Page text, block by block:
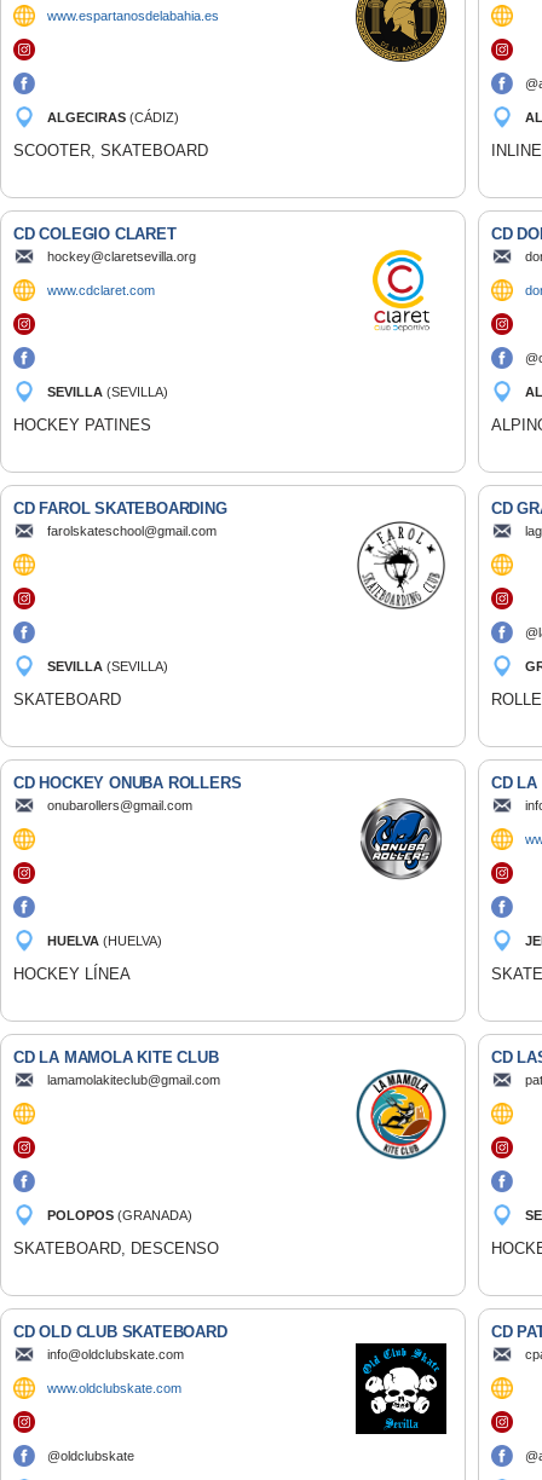
www.espartanosdelabahia.es
ALGECIRAS (CÁDIZ)
SCOOTER, SKATEBOARD
CD COLEGIO CLARET
hockey@claretsevilla.org
www.cdclaret.com
SEVILLA (SEVILLA)
HOCKEY PATINES
CD
CD FAROL SKATEBOARDING
farolskateschool@gmail.com
SEVILLA (SEVILLA)
SKATEBOARD
CD
CD HOCKEY ONUBA ROLLERS
onubarollers@gmail.com
HUELVA (HUELVA)
HOCKEY LÍNEA
CD LA
CD LA MAMOLA KITE CLUB
lamamolakiteclub@gmail.com
POLOPOS (GRANADA)
SKATEBOARD, DESCENSO
CD
CD OLD CLUB SKATEBOARD
info@oldclubskate.com
www.oldclubskate.com
@oldclubskate
CD